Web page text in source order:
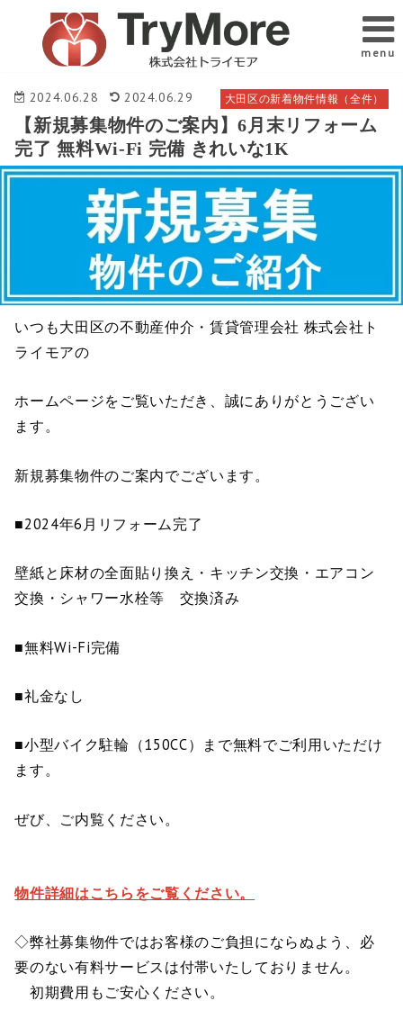
menu
大田区の新着物件情報（全件）
2024.06.28 2024.06.29
【新規募集物件のご案内】6月末リフォーム
完了 無料Wi-Fi 完備 きれいな1K
いつも大田区の不動産仲介・賃貸管理会社 株式会社ト
ライモアの
ホームページをご覧いただき、誠にありがとうござい
ます。
新規募集物件のご案内でございます。
■2024年6月リフォーム完了
壁紙と床材の全面貼り換え・キッチン交換・エアコン
交換・シャワー水栓等 交換済み
■無料Wi-Fi完備
■礼金なし
■小型バイク駐輪（150CC）まで無料でご利用いただけ
ます。
ぜび、ご内覧ください。
物件詳細はこちらをご覧ください。
◇弊社募集物件ではお客様のご負担にならぬよう、必
要のない有料サービスは付帯いたしておりません。
初期費用もご安心ください。